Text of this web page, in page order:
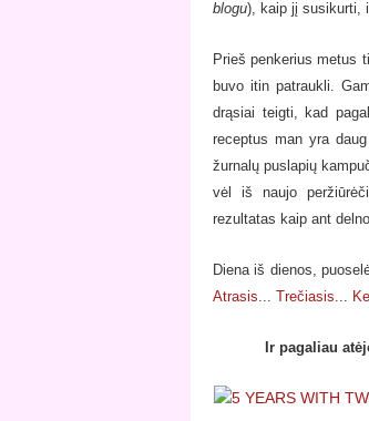
blogu), kaip jį susikurti,
Prieš penkerius metus
buvo itin patraukli.
drąsiai teigti, kad
receptus man yra
žurnalų puslapių
vėl iš naujo
rezultatas kaip ant
Diena iš dienos,
Atrasis
Trečiasis
Ir pagaliau